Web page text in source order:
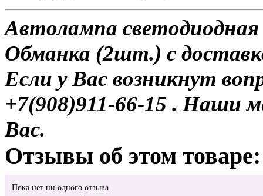
Автолампа
Обманка (2шт.) с
Если у Вас возникнут
+7(908)911-66-15 . Наши
Вас.
Отзывы об этом товаре:
Пока нет ни одного отзыва